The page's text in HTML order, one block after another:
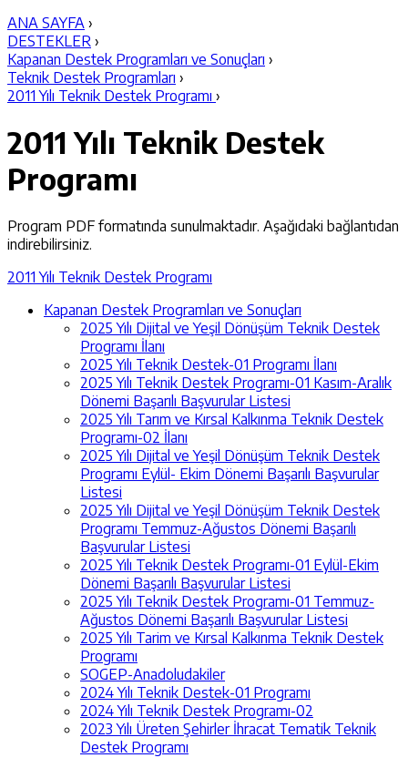
ANA SAYFA ›
DESTEKLER ›
Kapanan Destek Programları ve Sonuçları ›
Teknik Destek Programları ›
2011 Yılı Teknik Destek Programı ›
2011 Yılı Teknik Destek
Programı
Program PDF formatında sunulmaktadır. Aşağıdaki bağlantıdan
indirebilirsiniz.
2011 Yılı Teknik Destek Programı
Kapanan Destek Programları ve Sonuçları
2025 Yılı Dijital ve Yeşil Dönüşüm Teknik Destek
Programı İlanı
2025 Yılı Teknik Destek-01 Programı İlanı
2025 Yılı Teknik Destek Programı-01 Kasım-Aralık
Dönemi Başarılı Başvurular Listesi
2025 Yılı Tarım ve Kırsal Kalkınma Teknik Destek
Programı-02 İlanı
2025 Yılı Dijital ve Yeşil Dönüşüm Teknik Destek
Programı Eylül- Ekim Dönemi Başarılı Başvurular
Listesi
2025 Yılı Dijital ve Yeşil Dönüşüm Teknik Destek
Programı Temmuz-Ağustos Dönemi Başarılı
Başvurular Listesi
2025 Yılı Teknik Destek Programı-01 Eylül-Ekim
Dönemi Başarılı Başvurular Listesi
2025 Yılı Teknik Destek Programı-01 Temmuz-
Ağustos Dönemi Başarılı Başvurular Listesi
2025 Yılı Tarim ve Kırsal Kalkınma Teknik Destek
Programı
SOGEP-Anadoludakiler
2024 Yılı Teknik Destek-01 Programı
2024 Yılı Teknik Destek Programı-02
2023 Yılı Üreten Şehirler İhracat Tematik Teknik
Destek Programı